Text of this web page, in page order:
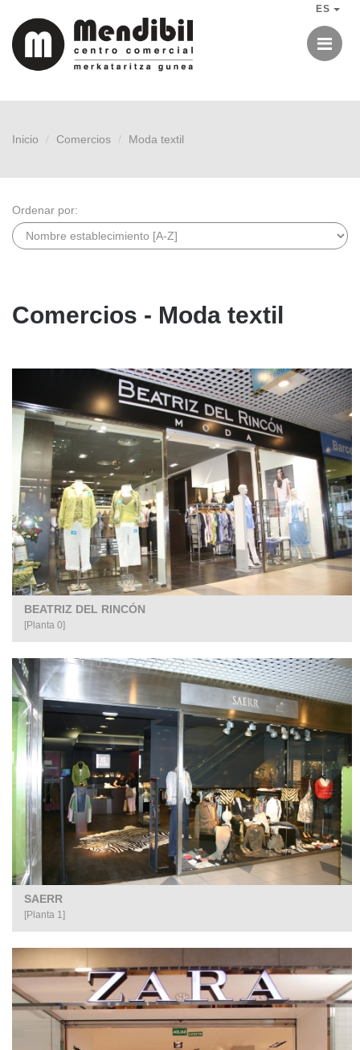
ES
Inicio Comercios Moda textil
Ordenar por:
Comercios - Moda textil
BEATRIZ DEL RINCÓN
[Planta 0]
SAERR
[Planta 1]